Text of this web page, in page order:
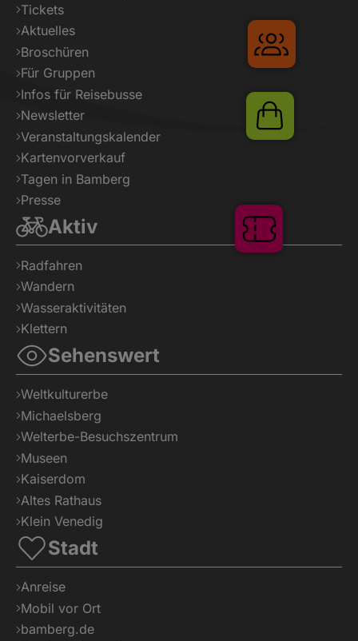
Tickets
Aktuelles
Broschüren
Für Gruppen
Infos für Reisebusse
Newsletter
Veranstaltungskalender
Kartenvorverkauf
Tagen in Bamberg
Presse
Aktiv
Radfahren
Wandern
Wasseraktivitäten
Klettern
Sehenswert
Weltkulturerbe
Michaelsberg
Welterbe-Besuchszentrum
Museen
Kaiserdom
Altes Rathaus
Klein Venedig
Stadt
Anreise
Mobil vor Ort
bamberg.de